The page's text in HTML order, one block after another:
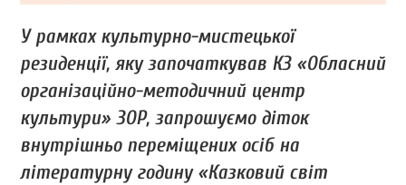
У рамках культурно-мистецької
резиденції, яку започаткував КЗ «Обласний
організаційно-методичний центр
культури» ЗОР, запрошуємо діток
внутрішньо переміщених осіб на
літературну годину «Казковий світ